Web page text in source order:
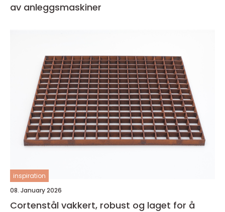
av anleggsmaskiner
inspiration
08. January 2026
Cortenstål vakkert, robust og laget for å